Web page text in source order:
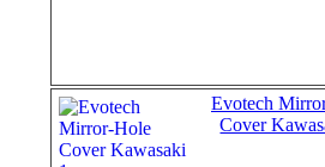
Evotech
Cover